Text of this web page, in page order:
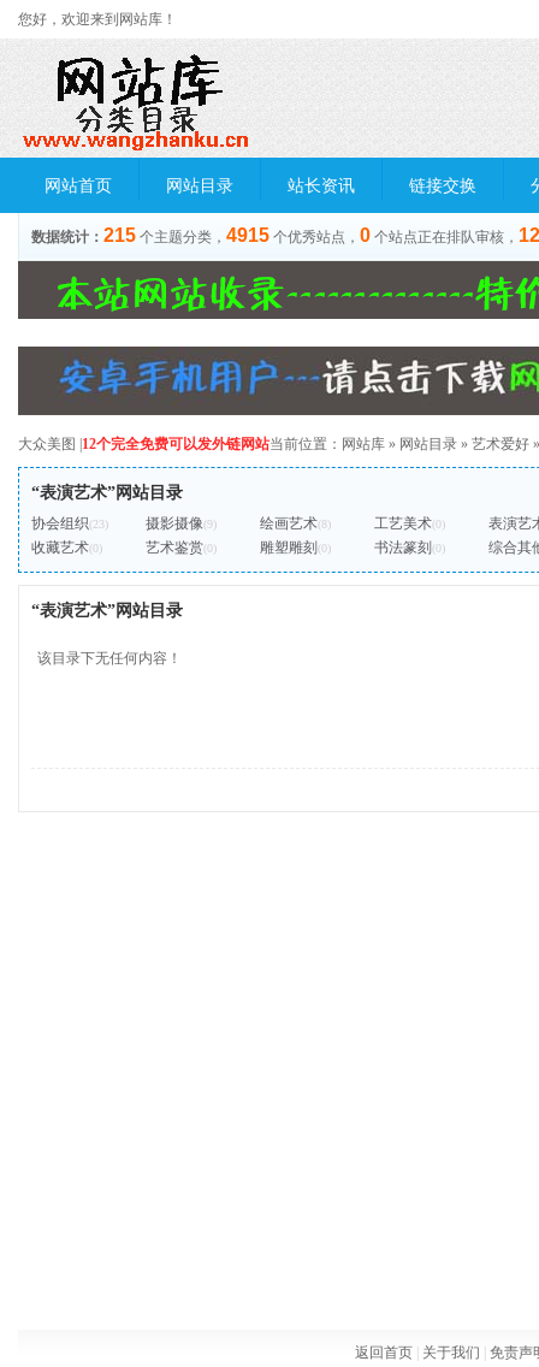
您好，欢迎来到网站库！
网站首页 网站目录 站长资讯 链接交换
数据统计： 215 个主题分类， 4915 个优秀站点， 0 个站点正在排队审核，
大众美图 12个完全免费可以发外链网站当前位置： 网站库 » 网站目录 » 艺术爱好
“表演艺术”网站目录
协会组织(23) 摄影摄像(9) 绘画艺术(8) 工艺美术(0)
表演艺
收藏艺术(0) 艺术鉴赏(0) 雕塑雕刻 (0) 书法篆刻 (0) 综合其
“表演艺术”网站目录
该目录下无任何内容！
返回首页 关于我们 |免责声